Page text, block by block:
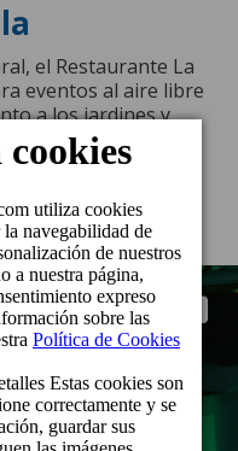
el Restaurante La
eventos al aire libre
a los jardines y
que cada